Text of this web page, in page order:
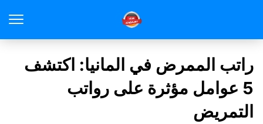
راتب الممرض في المانيا: اكتشف
5 عوامل مؤثرة على رواتب
التمريض